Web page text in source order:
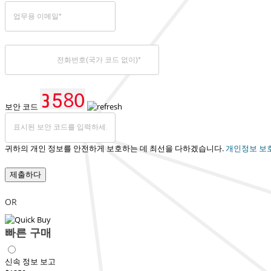
보안 코드
귀하의 개인 정보를 안전하게 보호하는 데 최선을 다하겠습니다. 개인정보 보
제출하다
OR
빠른 구매
신속 정보 보고